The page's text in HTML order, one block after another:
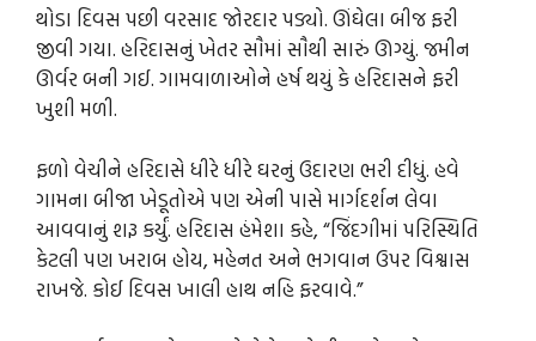
થોડા દિવસ પછી વરસાદ જોરદાર પડ્યો. ઊંઘેલા બીજ ફરી
જીવી ગયા. હરિદાસનું ખેતર સૌમાં સૌથી સારું ઊગ્યું. જમીન
ઊર્વર બની ગઈ. ગામવાળાઓને હર્ષ થયું કે હરિદાસને ફરી
ખુશી મળી.
ફળો વેચીને હરિદાસે ધીરે ધીરે ઘરનું ઉદારણ ભરી દીધું. હવે
ગામના બીજા ખેડૂતોએ પણ એની પાસે માર્ગદર્શન લેવા
આવવાનું શરૂ કર્યું. હરિદાસ હંમેશા કહે, “જિંદગીમાં પરિસ્થિતિ
કેટલી પણ ખરાબ હોય, મહેનત અને ભગવાન ઉપર વિશ્વાસ
રાખજે. કોઈ દિવસ ખાલી હાથ નહિ ફરવાવે.”